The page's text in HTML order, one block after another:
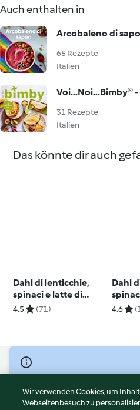
Auch enthalten in
Arcobaleno di
65 Rezepte
Italien
Voi...Noi...Bimby®
31 Rezepte
Italien
Das könnte dir auch
Dahl di lenticchie,
spinaci e latte di
cocco
4.5 (71)
Dahl
4.6
© Copyright 2026
Nutzungsbedingungen
Datenschutzrichtlinien
Wir verwenden Cookies, um
Webseitenbesuch zu